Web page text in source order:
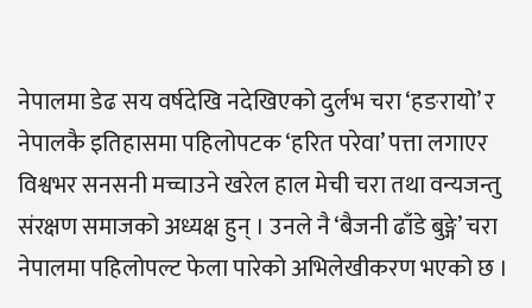
नेपालमा डेढ सय वर्षदेखि नदेखिएको दुर्लभ चरा ‘हङरायो’ र
नेपालकै इतिहासमा पहिलोपटक ‘हरित परेवा’ पत्ता लगाएर
विश्वभर सनसनी मच्चाउने खरेल हाल मेची चरा तथा वन्यजन्तु
संरक्षण समाजको अध्यक्ष हुन् । उनले नै ‘बैजनी ढाँडे बुङ्गे’ चरा
नेपालमा पहिलोपल्ट फेला पारेको अभिलेखीकरण भएको छ ।